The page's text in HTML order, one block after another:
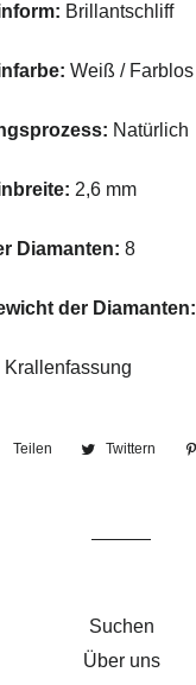
Brillantschliff
Weiß / Farblos
Natürlich
2,6 mm
Diamanten: 8
der Diamanten:
Krallenfassung
Teilen
Auf
Twittern
Auf
Suchen
Über uns